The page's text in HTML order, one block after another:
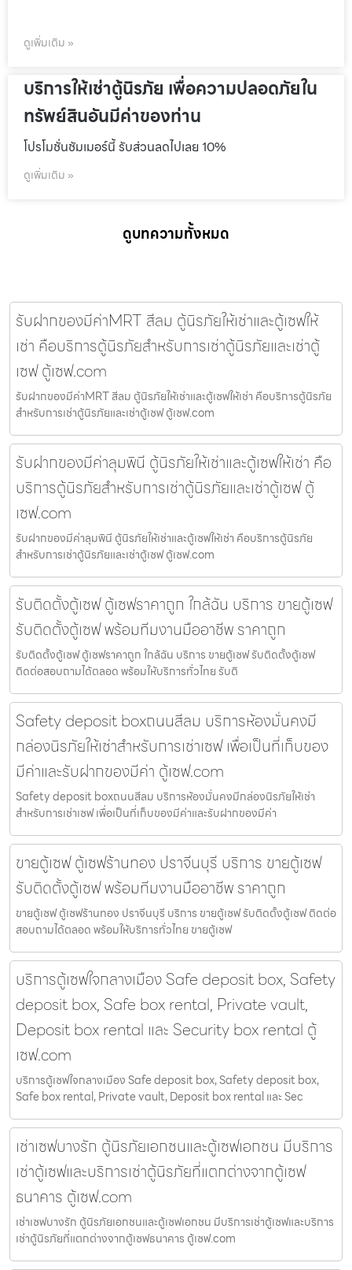
ดูเพิ่มเติม »
บริการให้เช่าตู้นิรภัย เพื่อความปลอดภัยใน
ทรัพย์สินอันมีค่าของท่าน
โปรโมชั่นชัมเมอร์นี้ รับส่วนลดไปเลย 10%
ดูเพิ่มเติม »
ดูบทความทั้งหมด
รับฝากของมีค่าMRT สีลม ตู้นิรภัยให้เช่าและตู้เซฟให้
เช่า คือบริการตู้นิรภัยสำหรับการเช่าตู้นิรภัยและเช่าตู้
เซฟ ตู้เซฟ.com
รับฝากของมีค่าMRT สีลม ตู้นิรภัยให้เช่าและตู้เซฟให้เช่า คือบริการตู้นิรภัย
สำหรับการเช่าตู้นิรภัยและเช่าตู้เซฟ ตู้เซฟ.com
รับฝากของมีค่าลุมพินี ตู้นิรภัยให้เช่าและตู้เซฟให้เช่า คือ
บริการตู้นิรภัยสำหรับการเช่าตู้นิรภัยและเช่าตู้เซฟ ตู้
เซฟ.com
รับฝากของมีค่าลุมพินี ตู้นิรภัยให้เช่าและตู้เซฟให้เช่า คือบริการตู้นิรภัย
สำหรับการเช่าตู้นิรภัยและเช่าตู้เซฟ ตู้เซฟ.com
รับติดตั้งตู้เซฟ ตู้เซฟราคาถูก ใกล้ฉัน บริการ ขายตู้เซฟ
รับติดตั้งตู้เซฟ พร้อมทีมงานมืออาชีพ ราคาถูก
รับติดตั้งตู้เซฟ ตู้เซฟราคาถูก ใกล้ฉัน บริการ ขายตู้เซฟ รับติดตั้งตู้เซฟ
ติดต่อสอบถามได้ตลอด พร้อมให้บริการทั่วไทย รับติ
Safety deposit boxถนนสีลม บริการห้องมั่นคงมี
กล่องนิรภัยให้เช่าสำหรับการเช่าเซฟ เพื่อเป็นที่เก็บของ
มีค่าและรับฝากของมีค่า ตู้เซฟ.com
Safety deposit boxถนนสีลม บริการห้องมั่นคงมีกล่องนิรภัยให้เช่า
สำหรับการเช่าเซฟ เพื่อเป็นที่เก็บของมีค่าและรับฝากของมีค่า
ขายตู้เซฟ ตู้เซฟร้านทอง ปราจีนบุรี บริการ ขายตู้เซฟ
รับติดตั้งตู้เซฟ พร้อมทีมงานมืออาชีพ ราคาถูก
ขายตู้เซฟ ตู้เซฟร้านทอง ปราจีนบุรี บริการ ขายตู้เซฟ รับติดตั้งตู้เซฟ ติดต่อ
สอบถามได้ตลอด พร้อมให้บริการทั่วไทย ขายตู้เซฟ
บริการตู้เซฟใจกลางเมือง Safe deposit box, Safety
deposit box, Safe box rental, Private vault,
Deposit box rental และ Security box rental ตู้
เซฟ.com
บริการตู้เซฟใจกลางเมือง Safe deposit box, Safety deposit box,
Safe box rental, Private vault, Deposit box rental และ Sec
เช่าเซฟบางรัก ตู้นิรภัยเอกชนและตู้เซฟเอกชน มีบริการ
เช่าตู้เซฟและบริการเช่าตู้นิรภัยที่แตกต่างจากตู้เซฟ
ธนาคาร ตู้เซฟ.com
เช่าเซฟบางรัก ตู้นิรภัยเอกชนและตู้เซฟเอกชน มีบริการเช่าตู้เซฟและบริการ
เช่าตู้นิรภัยที่แตกต่างจากตู้เซฟธนาคาร ตู้เซฟ.com